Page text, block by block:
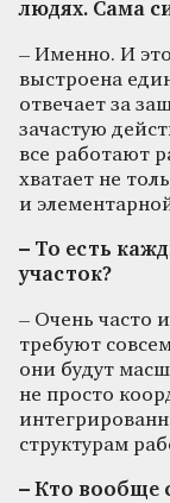
людях. Сама
– Именно. И
выстроена
отвечает за
зачастую
все работают
хватает не
и
– То есть
участок?
– Очень часто
требуют
они будут
не просто
структурам
– Кто вообще